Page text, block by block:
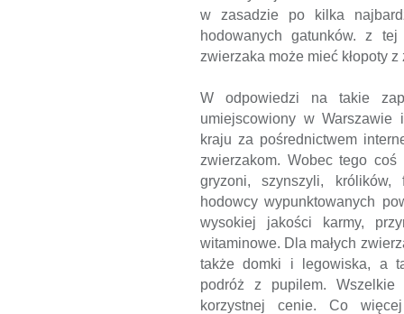
w zasadzie po kilka
hodowanych gatunków. z
zwierzaka może mieć kłopoty
W odpowiedzi na takie
umiejscowiony w Warszawie
kraju za pośrednictwem
zwierzakom. Wobec tego
gryzoni, szynszyli,
hodowcy wypunktowanych
wysokiej jakości karmy,
witaminowe. Dla małych
także domki i legowiska, a
podróż z pupilem.
korzystnej cenie. Co